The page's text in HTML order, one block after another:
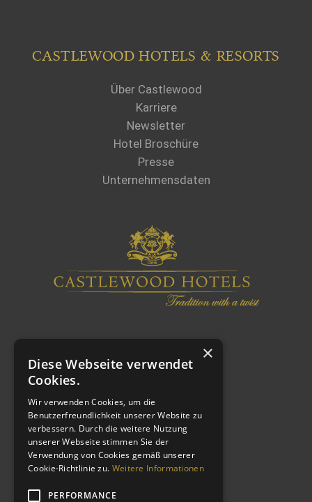
CASTLEWOOD HOTELS & RESORTS
Über Castlewood
Karriere
Newsletter
Hotel Broschüre
Presse
Unternehmensdaten
WEITERE LINKS
Impressum
Datenschutzerklärung
×
Diese Webseite verwendet
Cookies.
Wir verwenden Cookies, um die
Benutzerfreundlichkeit unserer Website zu
verbessern. Durch die weitere Nutzung
unserer Webseite stimmen Sie der
Verwendung von Cookies gemäß unserer
Cookie-Richtlinie zu. Weitere Informationen
PERFORMANCE